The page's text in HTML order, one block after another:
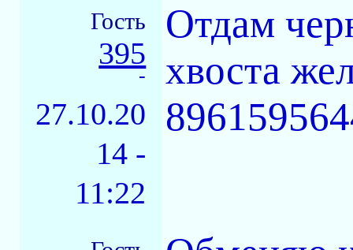
Гость
395
-
27.10.20
14 -
11:22
Отдам
хвоста